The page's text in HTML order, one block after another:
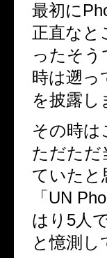
最初に
正直なと
ったそう
時は遡っ
を披露し
その時は
ただただ
ていたと
「UN
はり5人
と憶測し